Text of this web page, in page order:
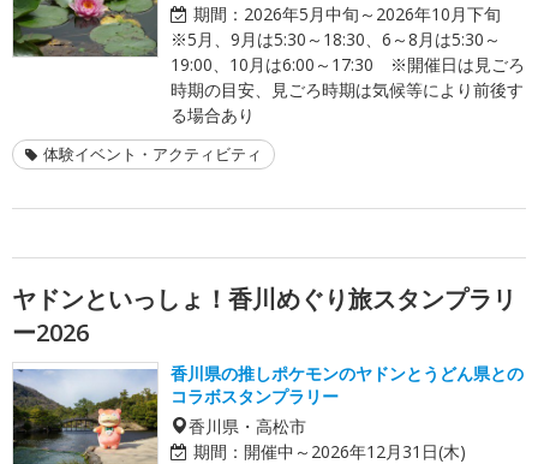
期間： 2026年5月中旬～2026年10月下旬
※5月、9月は5:30～18:30、6～8月は5:30～
19:00、10月は6:00～17:30 ※開催日は見ごろ
時期の目安、見ごろ時期は気候等により前後す
る場合あり
体験イベント・アクティビティ
ヤドンといっしょ！香川めぐり旅スタンプラリ
ー2026
香川県の推しポケモンのヤドンとうどん県との
コラボスタンプラリー
香川県・高松市
期間： 開催中～2026年12月31日(木)